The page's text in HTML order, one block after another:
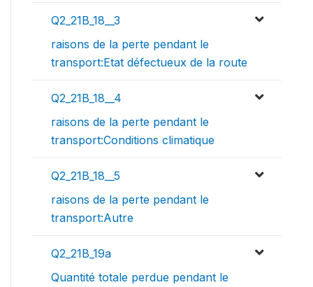
Q2_21B_18__3
raisons de la perte pendant le
transport:Etat défectueux de la route
Q2_21B_18__4
raisons de la perte pendant le
transport:Conditions climatique
Q2_21B_18__5
raisons de la perte pendant le
transport:Autre
Q2_21B_19a
Quantité totale perdue pendant le